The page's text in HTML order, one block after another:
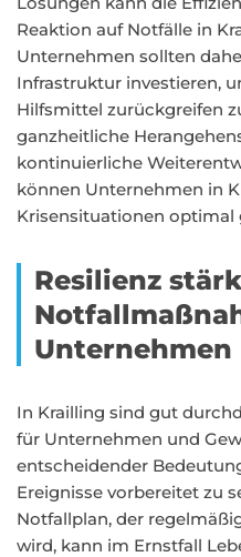
Reaktion auf Notfälle in
Unternehmen sollten
Infrastruktur investieren,
Hilfsmittel zurückgreifen
ganzheitliche
kontinuierliche
können Unternehmen in
Krisensituationen optimal
Resilienz
In Krailling sind gut
für Unternehmen und
entscheidender
Ereignisse vorbereitet zu
Notfallplan, der
wird, kann im Ernstfall